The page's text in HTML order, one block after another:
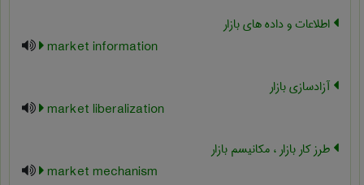
اطلاعات و داده های بازار
market information
آزادسازی بازار
market liberalization
طرز کار بازار ، مکانیسم بازار
market mechanism